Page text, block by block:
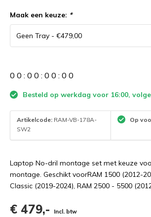
Maak een keuze: *
0 0 : 0 0 : 0 0 : 0 0
Besteld op werkdag voor 16:00,
Artikelcode: RAM-VB-178A-
SW2
Op
Laptop No-dril montage set met keuze
montage. Geschikt voorRAM 1500 (2012-
Classic (2019-2024), RAM 2500 - 5500
€ 479,-
Incl. btw